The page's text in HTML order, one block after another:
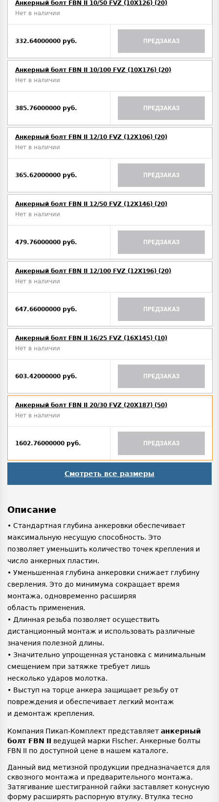
Анкерный болт FBN II 10/50 FVZ (10X126) (20)
Нет в наличии
332.64000000 руб. ПРЕДЗАКАЗ
Анкерный болт FBN II 10/100 FVZ (10X176) (20)
Нет в наличии
385.76000000 руб. ПРЕДЗАКАЗ
Анкерный болт FBN II 12/10 FVZ (12X106) (20)
Нет в наличии
365.62000000 руб. ПРЕДЗАКАЗ
Анкерный болт FBN II 12/50 FVZ (12X146) (20)
Нет в наличии
479.76000000 руб. ПРЕДЗАКАЗ
Анкерный болт FBN II 12/100 FVZ (12X196) (20)
Нет в наличии
647.66000000 руб. ПРЕДЗАКАЗ
Анкерный болт FBN II 16/25 FVZ (16X145) (10)
Нет в наличии
603.42000000 руб. ПРЕДЗАКАЗ
Анкерный болт FBN II 20/30 FVZ (20X187) (50)
Нет в наличии
1602.76000000 руб. ПРЕДЗАКАЗ
Смотреть все размеры
Описание
• Стандартная глубина анкеровки обеспечивает
максимальную несущую способность. Это
позволяет уменьшить количество точек крепления и
число анкерных пластин.
• Уменьшенная глубина анкеровки снижает глубину
сверления. Это до минимума сокращает время
монтажа, одновременно расширяя
область применения.
• Длинная резьба позволяет осуществить
дистанционный монтаж и использовать различные
значения полезной длины.
• Значительно упрощенная установка с минимальным
смещением при затяжке требует лишь
несколько ударов молотка.
• Выступ на торце анкера защищает резьбу от
повреждения и обеспечивает легкий монтаж
и демонтаж крепления.
Компания Пикап-Комплект представляет анкерный
болт FBN II ведущей марки Fischer. Анкерные болты
FBN II по доступной цене в нашем каталоге.
Данный вид метизной продукции предназначается для
сквозного монтажа и предварительного монтажа.
Затягивание шестигранной гайки заставляет конусную
форму расширять распорную втулку. Втулка тесно